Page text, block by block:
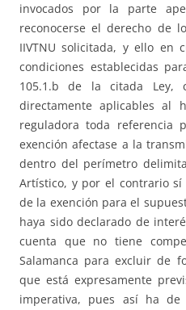
invocados por la parte
reconocerse el derecho de
IIVTNU solicitada, y ello en
condiciones establecidas
105.1.b de la citada Ley,
directamente aplicables al
reguladora toda referencia
exención afectase a la
dentro del perímetro
Artístico, y por el contrario
de la exención para el
haya sido declarado de
cuenta que no tiene
Salamanca para excluir de
que está expresamente
imperativa, pues así ha